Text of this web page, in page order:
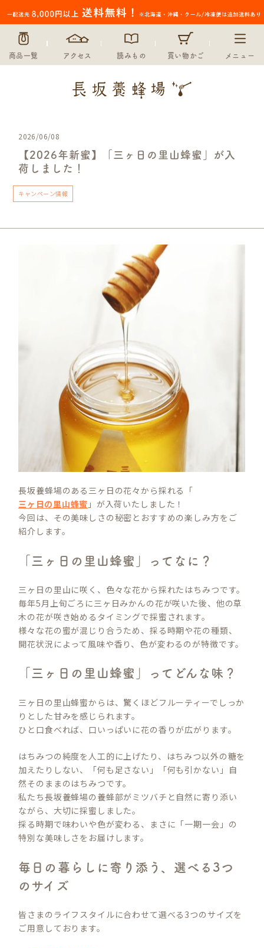
商品一覧 アクセス 読みもの 買い物かご メニュー
2026/06/08
【2026年新蜜】「三ヶ日の里山蜂蜜」が入
荷しました！
キャンペーン情報
長坂養蜂場のある三ヶ日の花々から採れる「
三ヶ日の里山蜂蜜 」が入荷いたしました！
今回は、その美味しさの秘密とおすすめの楽しみ方をご
紹介します。
「三ヶ日の里山蜂蜜」ってなに？
三ヶ日の里山に咲く、色々な花から採れたはちみつです。
毎年5月上旬ごろに三ヶ日みかんの花が咲いた後、他の草
木の花が咲き始めるタイミングで採蜜されます。
様々な花の蜜が混じり合うため、採る時期や花の種類、
開花状況によって風味や香り、色が変わるのが特徴です。
「三ヶ日の里山蜂蜜」ってどんな味？
三ヶ日の里山蜂蜜からは、驚くほどフルーティーでしっか
りとした甘みを感じられます。
ひと口食べれば、口いっぱいに花の香りが広がります。
はちみつの純度を人工的に上げたり、はちみつ以外の糖を
加えたりしない、「何も足さない」「何も引かない」自
然そのままのはちみつです。
私たち長坂養蜂場の養蜂部がミツバチと自然に寄り添い
ながら、大切に採蜜しました。
採る時期で味わいや色が変わる、まさに「一期一会」の
特別な美味しさをお届けします。
毎日の暮らしに寄り添う、選べる3つ
のサイズ
皆さまのライフスタイルに合わせて選べる3つのサイズを
ご用意しております。